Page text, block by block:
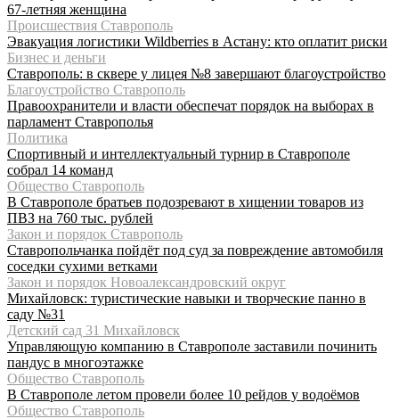
67-летняя женщина
Происшествия Ставрополь
Эвакуация логистики Wildberries в Астану: кто оплатит риски
Бизнес и деньги
Ставрополь: в сквере у лицея №8 завершают благоустройство
Благоустройство Ставрополь
Правоохранители и власти обеспечат порядок на выборах в
парламент Ставрополья
Политика
Спортивный и интеллектуальный турнир в Ставрополе
собрал 14 команд
Общество Ставрополь
В Ставрополе братьев подозревают в хищении товаров из
ПВЗ на 760 тыс. рублей
Закон и порядок Ставрополь
Ставропольчанка пойдёт под суд за повреждение автомобиля
соседки сухими ветками
Закон и порядок Новоалександровский округ
Михайловск: туристические навыки и творческие панно в
саду №31
Детский сад 31 Михайловск
Управляющую компанию в Ставрополе заставили починить
пандус в многоэтажке
Общество Ставрополь
В Ставрополе летом провели более 10 рейдов у водоёмов
Общество Ставрополь